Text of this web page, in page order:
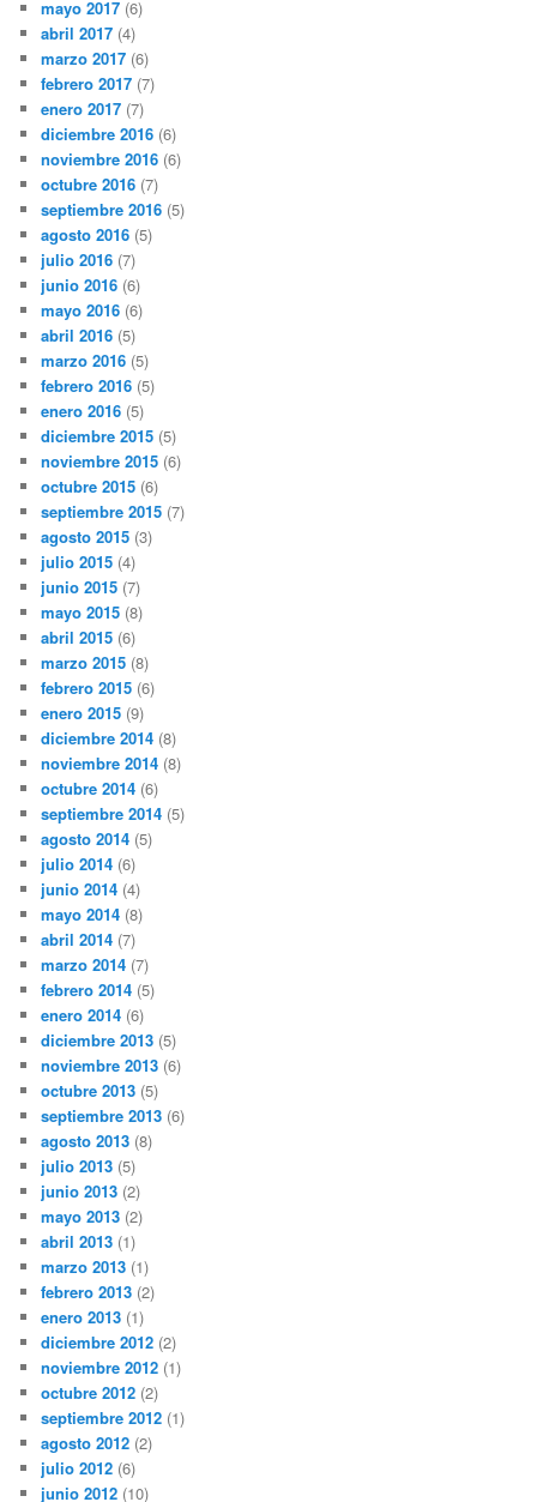
mayo 2017 (6)
abril 2017 (4)
marzo 2017 (6)
febrero 2017 (7)
enero 2017 (7)
diciembre 2016 (6)
noviembre 2016 (6)
octubre 2016 (7)
septiembre 2016 (5)
agosto 2016 (5)
julio 2016 (7)
junio 2016 (6)
mayo 2016 (6)
abril 2016 (5)
marzo 2016 (5)
febrero 2016 (5)
enero 2016 (5)
diciembre 2015 (5)
noviembre 2015 (6)
octubre 2015 (6)
septiembre 2015 (7)
agosto 2015 (3)
julio 2015 (4)
junio 2015 (7)
mayo 2015 (8)
abril 2015 (6)
marzo 2015 (8)
febrero 2015 (6)
enero 2015 (9)
diciembre 2014 (8)
noviembre 2014 (8)
octubre 2014 (6)
septiembre 2014 (5)
agosto 2014 (5)
julio 2014 (6)
junio 2014 (4)
mayo 2014 (8)
abril 2014 (7)
marzo 2014 (7)
febrero 2014 (5)
enero 2014 (6)
diciembre 2013 (5)
noviembre 2013 (6)
octubre 2013 (5)
septiembre 2013 (6)
agosto 2013 (8)
julio 2013 (5)
junio 2013 (2)
mayo 2013 (2)
abril 2013 (1)
marzo 2013 (1)
febrero 2013 (2)
enero 2013 (1)
diciembre 2012 (2)
noviembre 2012 (1)
octubre 2012 (2)
septiembre 2012 (1)
agosto 2012 (2)
julio 2012 (6)
junio 2012 (10)